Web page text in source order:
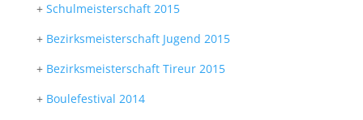
+ Schulmeisterschaft 2015
+ Bezirksmeisterschaft Jugend 2015
+ Bezirksmeisterschaft Tireur 2015
+Boulefestival 2014